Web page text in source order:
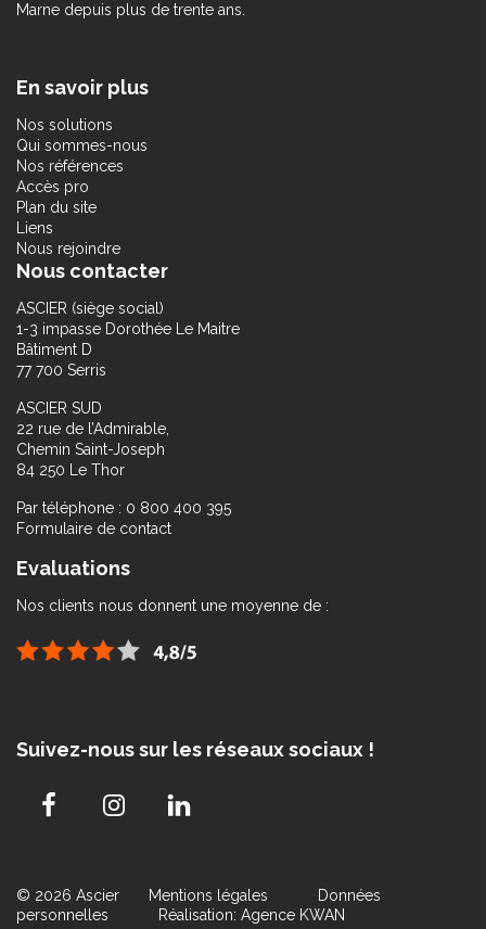
Marne depuis plus de trente ans.
En savoir plus
Nos solutions
Qui sommes-nous
Nos références
Accès pro
Plan du site
Liens
Nous rejoindre
Nous contacter
ASCIER (siège social)
1-3 impasse Dorothée Le Maitre
Bâtiment D
77 700 Serris
ASCIER SUD
22 rue de l’Admirable,
Chemin Saint-Joseph
84 250 Le Thor
Par téléphone : 0 800 400 395
Formulaire de contact
Evaluations
Nos clients nous donnent une moyenne de :
Suivez-nous sur les réseaux sociaux !
© 2026 Ascier Mentions légales
Données
personnelles
Réalisation: Agence KWAN